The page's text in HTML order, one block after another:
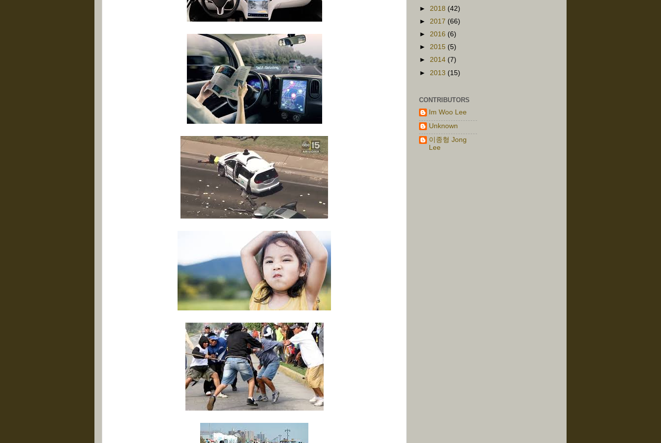
► 2018 (42)
► 2017 (66)
► 2016 (6)
► 2015 (5)
► 2014 (7)
► 2013 (15)
CONTRIBUTORS
Im Woo Lee
Unknown
이종형 Jong
Lee